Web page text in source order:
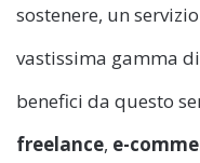
sostenere, un
vastissima gamma
benefici da questo
freelance, e-